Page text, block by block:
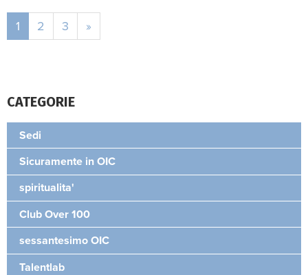
1 2 3 »
CATEGORIE
Sedi
Sicuramente in OIC
spiritualita'
Club Over 100
sessantesimo OIC
Talentlab